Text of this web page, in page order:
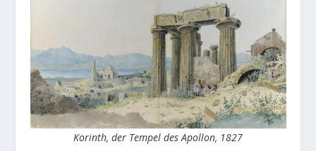
Korinth, der Tempel des Apollon, 1827